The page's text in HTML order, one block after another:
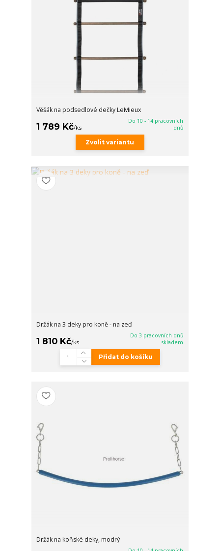
Věšák na podsedlové dečky LeMieux
1 789 Kč/ks
Do 10 - 14 pracovních
dnů
Zvolit variantu
Držák na 3 deky pro koně - na zeď
1 810 Kč/ks
Do 3 pracovních dnů
skladem
Přidat do košíku
Držák na koňské deky, modrý